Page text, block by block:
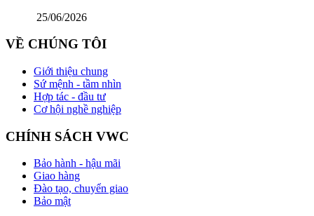
25/06/2026
VỀ CHÚNG TÔI
Giới thiệu chung
Sứ mệnh - tầm nhìn
Hợp tác - đầu tư
Cơ hội nghề nghiệp
CHÍNH SÁCH VWC
Bảo hành - hậu mãi
Giao hàng
Đào tạo, chuyển giao
Bảo mật